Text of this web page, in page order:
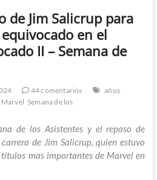
de Jim Salicrup para
en el
II – Semana de
44 comentarios
años
Marvel Semana de los
de los Asistentes y el repaso de
de Jim Salicrup, quien estuvo
mas importantes de Marvel en